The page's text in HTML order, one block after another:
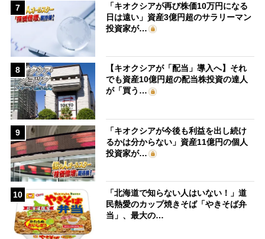
7
「キオクシアが再び株価10万円になる
日は遠い」資産3億円超のサラリーマン
投資家が…
8
【キオクシアが「配当」導入へ】それ
でも資産10億円超の配当株投資の達人
が「買う…
9
「キオクシアが今後も利益を出し続け
るかは分からない」資産11億円の個人
投資家が…
10
「北海道で知らない人はいない！」道
民熱愛のカップ焼きそば「やきそば弁
当」、最大の…